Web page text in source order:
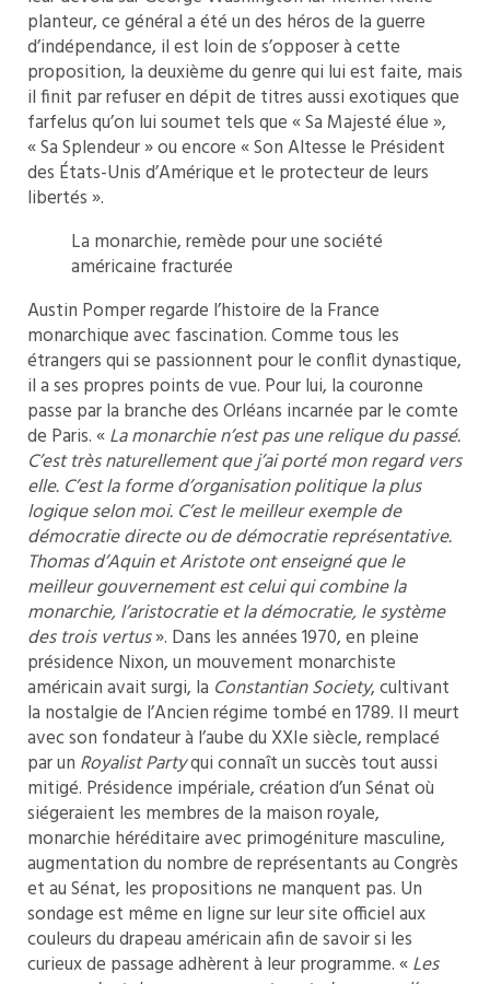
planteur, ce général a été un des héros de la guerre
d’indépendance, il est loin de s’opposer à cette
proposition, la deuxième du genre qui lui est faite, mais
il finit par refuser en dépit de titres aussi exotiques que
farfelus qu’on lui soumet tels que « Sa Majesté élue »,
« Sa Splendeur » ou encore « Son Altesse le Président
des États-Unis d’Amérique et le protecteur de leurs
libertés ».
La monarchie, remède pour une société
américaine fracturée
Austin Pomper regarde l’histoire de la France
monarchique avec fascination. Comme tous les
étrangers qui se passionnent pour le conflit dynastique,
il a ses propres points de vue. Pour lui, la couronne
passe par la branche des Orléans incarnée par le comte
de Paris. «La monarchie n’est pas une relique du passé.
C’est très naturellement que j’ai porté mon regard vers
elle. C’est la forme d’organisation politique la plus
logique selon moi. C’est le meilleur exemple de
démocratie directe ou de démocratie représentative.
Thomas d’Aquin et Aristote ont enseigné que le
meilleur gouvernement est celui qui combine la
monarchie, l’aristocratie et la démocratie, le système
des trois vertus». Dans les années 1970, en pleine
présidence Nixon, un mouvement monarchiste
américain avait surgi, la Constantian Society, cultivant
la nostalgie de l’Ancien régime tombé en 1789. Il meurt
avec son fondateur à l’aube du XXIe siècle, remplacé
par un Royalist Partyqui connaît un succès tout aussi
mitigé. Présidence impériale, création d’un Sénat où
siégeraient les membres de la maison royale,
monarchie héréditaire avec primogéniture masculine,
augmentation du nombre de représentants au Congrès
et au Sénat, les propositions ne manquent pas. Un
sondage est même en ligne sur leur site officiel aux
couleurs du drapeau américain afin de savoir si les
curieux de passage adhèrent à leur programme. «Les